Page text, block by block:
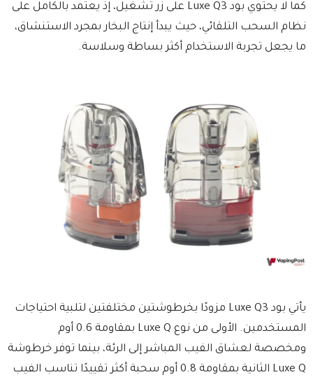
كما لا يحتوي بود Luxe Q3 على زر تشغيل، إذ يعتمد بالكامل على
نظام السحب التلقائي، حيث يبدأ إنتاج البخار بمجرد الاستنشاق،
ما يجعل تجربة الاستخدام أكثر بساطة وسلاسة.
يأتي بود Luxe Q3 مزودًا بخرطوشتين مختلفتين لتلبية احتياجات
المستخدمين. الأولى من نوع Luxe Q بمقاومة 0.6 أوم
ومخصصة لعشاق الفيب المباشر إلى الرئة، بينما توفر خرطوشة
Luxe Q الثانية بمقاومة 0.8 أوم سحبة أكثر تقييدًا تناسب الفيب